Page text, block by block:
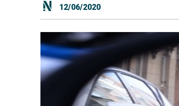
12/06/2020